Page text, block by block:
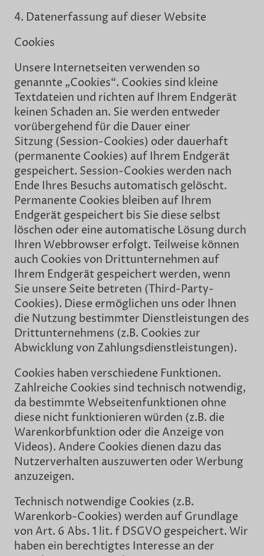
4. Datenerfassung auf dieser Website
Cookies
Unsere Internetseiten verwenden so
genannte „Cookies“. Cookies sind kleine
Textdateien und richten auf Ihrem Endgerät
keinen Schaden an. Sie werden entweder
vorübergehend für die Dauer einer
Sitzung (Session-Cookies) oder dauerhaft
(permanente Cookies) auf Ihrem Endgerät
gespeichert. Session-Cookies werden nach
Ende Ihres Besuchs automatisch gelöscht.
Permanente Cookies bleiben auf Ihrem
Endgerät gespeichert bis Sie diese selbst
löschen oder eine automatische Lösung durch
Ihren Webbrowser erfolgt. Teilweise können
auch Cookies von Drittunternehmen auf
Ihrem Endgerät gespeichert werden, wenn
Sie unsere Seite betreten (Third-Party-
Cookies). Diese ermöglichen uns oder Ihnen
die Nutzung bestimmter Dienstleistungen des
Drittunternehmens (z.B. Cookies zur
Abwicklung von Zahlungsdienstleistungen).
Cookies haben verschiedene Funktionen.
Zahlreiche Cookies sind technisch notwendig,
da bestimmte Webseitenfunktionen ohne
diese nicht funktionieren würden (z.B. die
Warenkorbfunktion oder die Anzeige von
Videos). Andere Cookies dienen dazu das
Nutzerverhalten auszuwerten oder Werbung
anzuzeigen.
Technisch notwendige Cookies (z.B.
Warenkorb-Cookies) werden auf Grundlage
von Art. 6 Abs. 1 lit. f DSGVO gespeichert. Wir
haben ein berechtigtes Interesse an der